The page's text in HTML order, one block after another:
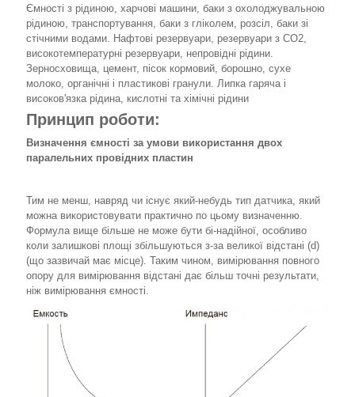
Ємності з рідиною, харчові машини, баки з охолоджувальною
рідиною, транспортування, баки з гліколем, розсіл, баки зі
стічними водами. Нафтові резервуари, резервуари з СО2,
високотемпературні резервуари, непровідні рідини.
Зерносховища, цемент, пісок кормовий, борошно, сухе
молоко, органічні і пластикові гранули. Липка гаряча і
високов'язка рідина, кислотні та хімічні рідини
Принцип роботи:
Визначення ємності за умови використання двох
паралельних провідних пластин
Тим не менш, навряд чи існує який-небудь тип датчика, який
можна використовувати практично по цьому визначенню.
Формула вище більше не може бути бі-надійної, особливо
коли залишкові площі збільшуються з-за великої відстані (d)
(що зазвичай має місце). Таким чином, вимірювання повного
опору для вимірювання відстані дає більш точні результати,
ніж вимірювання ємності.